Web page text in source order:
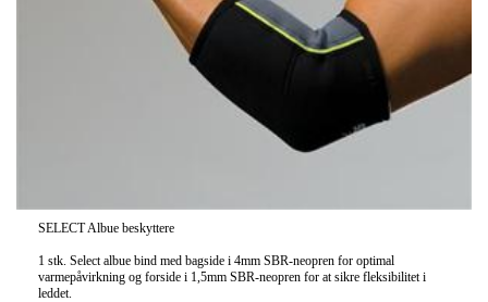
SELECT Albue beskyttere
1 stk. Select albue bind med bagside i 4mm SBR-neopren for optimal
varmepåvirkning og forside i 1,5mm SBR-neopren for at sikre fleksibilitet i
leddet.